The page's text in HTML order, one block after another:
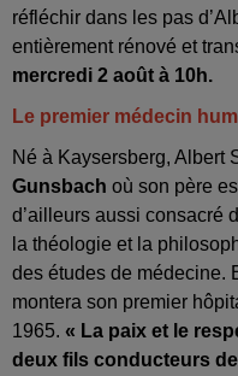
réfléchir dans les pas
entièrement rénové et
mercredi 2 août à 10h.
Le premier médecin
Né à Kaysersberg, Albert
Gunsbach où son père
d’ailleurs aussi consacré
la théologie et la
des études de médecine.
montera son premier
1965. « La paix et le
deux fils conducteurs